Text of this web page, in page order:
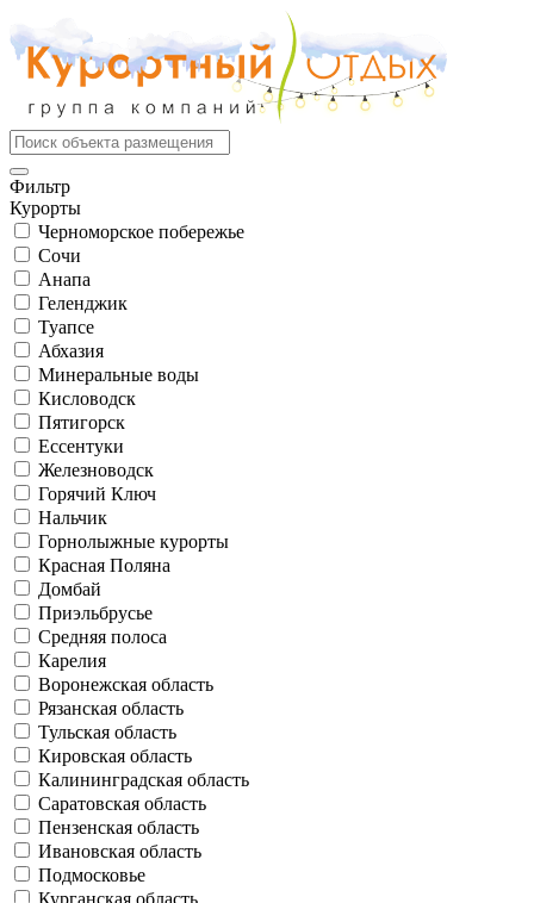
Фильтр
Курорты
Черноморское побережье
Сочи
Анапа
Геленджик
Туапсе
Абхазия
Минеральные воды
Кисловодск
Пятигорск
Ессентуки
Железноводск
Горячий Ключ
Нальчик
Горнолыжные курорты
Красная Поляна
Домбай
Приэльбрусье
Средняя полоса
Карелия
Воронежская область
Рязанская область
Тульская область
Кировская область
Калининградская область
Саратовская область
Пензенская область
Ивановская область
Подмосковье
Курганская область